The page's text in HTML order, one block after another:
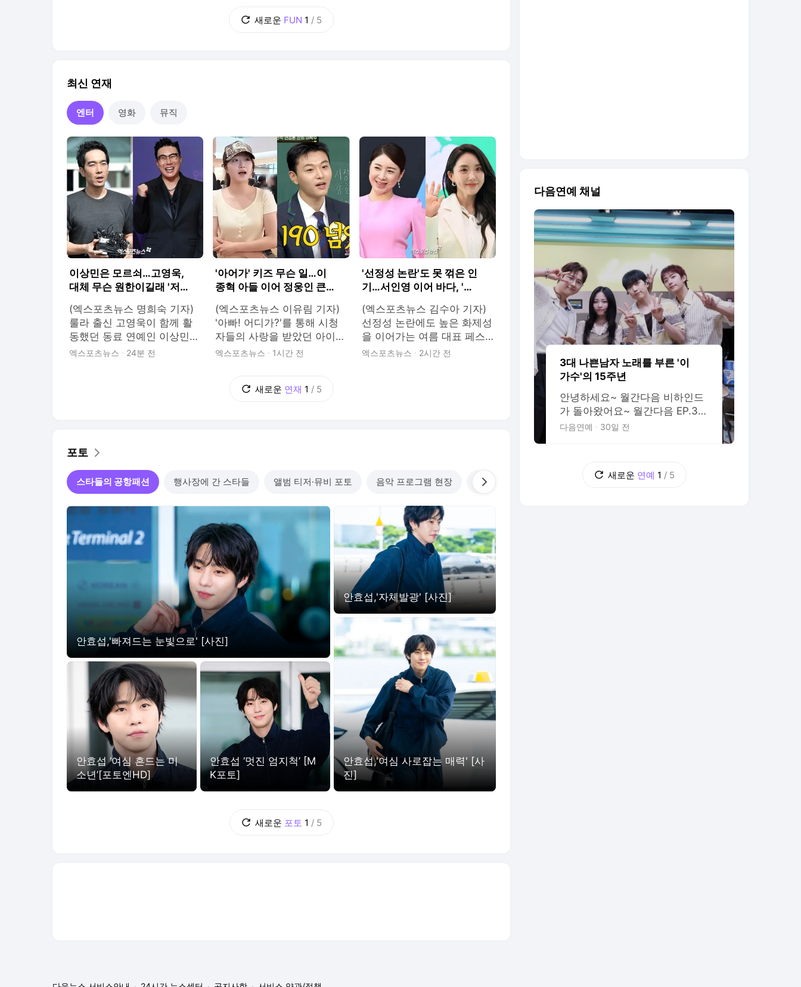
새로운 FUN 1 / 5
최신 연재
엔터 영화 뮤직
이상민은 모르쇠…고영욱,
대체 무슨 원한이길래 '저
(엑스포츠뉴스 명희숙 기자)
룰라 출신 고영욱이 함께 활
동했던 동료 연예인 이상민을
여러 차례 저격하고 있어 눈
살'에서 다이아 출신 권채원
에게 조언한 서장훈을 언급했
다. 이어 서장훈이 이상민에
엑스포츠뉴스 24분 전
'아어가' 키즈 무슨 일…이
종혁 아들 이어 정웅인 큰
[엑's 이슈]
(엑스포츠뉴스 이유림 기자)
'아빠! 어디가?'를 통해 시청
자들의 사랑을 받았던 아이들
이 어느새 성장해 배우의 꿈
이종혁의 두 아들 이탁수·이
엑스포츠뉴스 1시간 전
'선정성 논란'도 못 꺾은 인
기…서인영 이어 바다, '워
슈]
(엑스포츠뉴스 김수아 기자)
선정성 논란에도 높은 화제성
을 이어가는 여름 대표 페스
티벌 '워터밤'을 향한 스타들
엑스포츠뉴스 2시간 전
새로운 연재 1 / 5
포토
스타들의 공항패션 행사장에 간 스타들 앨범 티저·뮤비 포토 음악 프로그램 현장 스포츠 현장에 간 스타들 스타 직찍 기자간담회·제작발표회
안효섭,'빠져드는 눈빛으로' [사진]
안효섭,'자체발광' [사진]
안효섭,'여심 사로잡는 매력' [사
진]
안효섭 ‘여심 흔드는 미
소년’[포토엔HD]
안효섭 ‘멋진 엄지척’ [M
K포토]
새로운 포토 1 / 5
다음연예 채널
3대 나쁜남자 노래를 부른 '이
가수'의 15주년
안녕하세요~ 월간다음 비하인드
가 돌아왔어요~ 월간다음 EP.3의
주인공은, 우리들의 영원한 초통
보고 오십쇼. 오프닝 — 주흰장의
다음연예 30일 전
새로운 연예 1 / 5